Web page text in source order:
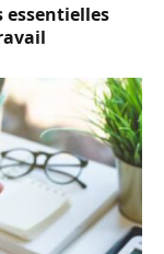
essentielles